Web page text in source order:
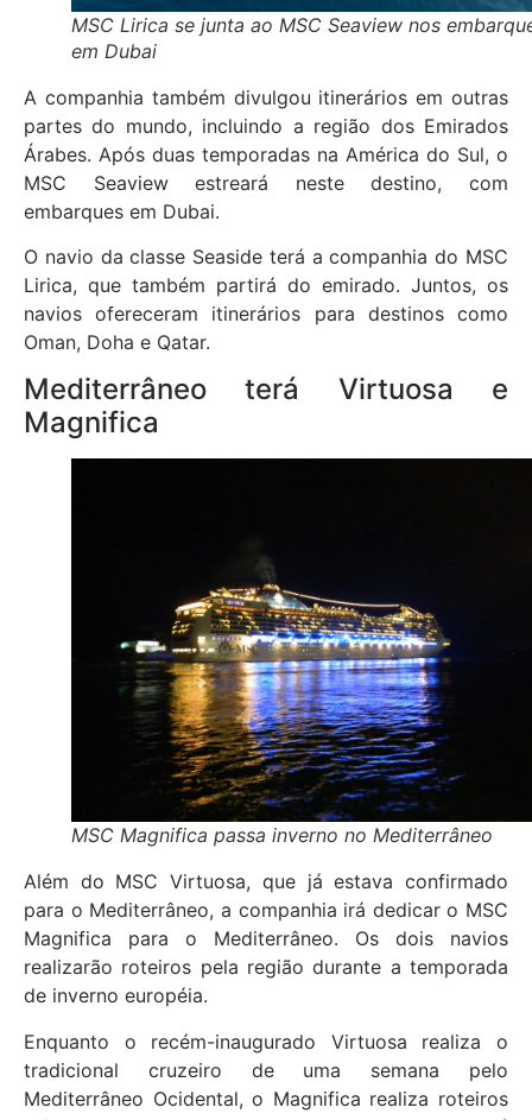
MSC Lirica se junta ao MSC Seaview nos
em Dubai
A companhia também divulgou itinerários em outras
partes do mundo, incluindo a região dos Emirados
Árabes. Após duas temporadas na América do Sul, o
MSC Seaview estreará neste destino, com
embarques em Dubai.
O navio da classe Seaside terá a companhia do MSC
Lirica, que também partirá do emirado. Juntos, os
navios ofereceram itinerários para destinos como
Oman, Doha e Qatar.
Mediterrâneo terá Virtuosa e
Magnifica
MSC Magnifica passa inverno no Mediterrâneo
Além do MSC Virtuosa, que já estava confirmado
para o Mediterrâneo, a companhia irá dedicar o MSC
Magnifica para o Mediterrâneo. Os dois navios
realizarão roteiros pela região durante a temporada
de inverno européia.
Enquanto o recém-inaugurado Virtuosa realiza o
tradicional cruzeiro de uma semana pelo
Mediterrâneo Ocidental, o Magnifica realiza roteiros